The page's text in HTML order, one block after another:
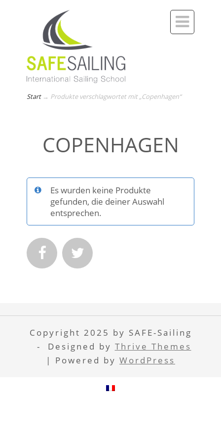

Start → Produkte verschlagwortet mit „Copenhagen“
COPENHAGEN
Es wurden keine Produkte
gefunden, die deiner Auswahl
entsprechen.
 
Copyright 2025 by SAFE-Sailing
- Designed by Thrive Themes
| Powered by WordPress